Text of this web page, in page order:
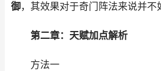
御，其效果对于奇门阵法来说并不
第二章：天赋加点解析
方法一